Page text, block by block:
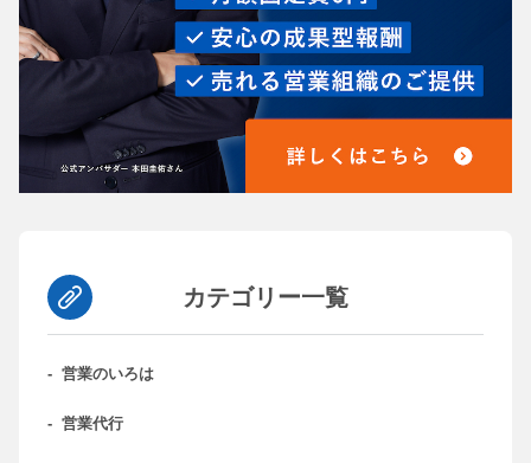
カテゴリー一覧
- 営業のいろは
- 営業代行